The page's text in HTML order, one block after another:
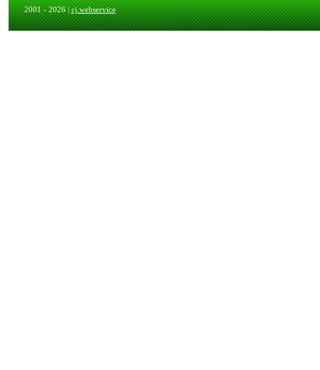
2001 - 2026 |cj.webservice